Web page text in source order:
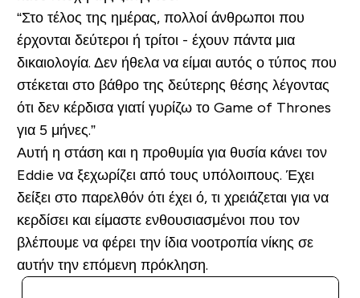
“Στο τέλος της ημέρας, πολλοί άνθρωποι που
έρχονται δεύτεροι ή τρίτοι - έχουν πάντα μια
δικαιολογία. Δεν ήθελα να είμαι αυτός ο τύπος που
στέκεται στο βάθρο της δεύτερης θέσης λέγοντας
ότι δεν κέρδισα γιατί γυρίζω το Game of Thrones
για 5 μήνες.”
Αυτή η στάση και η προθυμία για θυσία κάνει τον
Eddie να ξεχωρίζει από τους υπόλοιπους. Έχει
δείξει στο παρελθόν ότι έχει ό, τι χρειάζεται για να
κερδίσει και είμαστε ενθουσιασμένοι που τον
βλέπουμε να φέρει την ίδια νοοτροπία νίκης σε
αυτήν την επόμενη πρόκληση.